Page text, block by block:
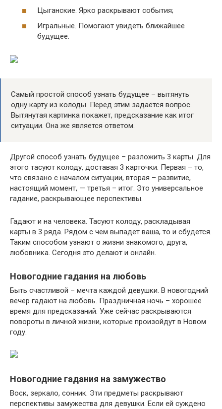
Цыганские. Ярко раскрывают события;
Игральные. Помогают увидеть ближайшее
будущее.
Самый простой способ узнать будущее – вытянуть
одну карту из колоды. Перед этим задаётся вопрос.
Вытянутая картинка покажет, предсказание как итог
ситуации. Она же является ответом.
Другой способ узнать будущее – разложить 3 карты. Для
этого тасуют колоду, доставая 3 карточки. Первая – то,
что связано с началом ситуации, вторая – развитие,
настоящий момент, — третья – итог. Это универсальное
гадание, раскрывающее перспективы.
Гадают и на человека. Тасуют колоду, раскладывая
карты в 3 ряда. Рядом с чем выпадет ваша, то и сбудется.
Таким способом узнают о жизни знакомого, друга,
любовника. Сегодня это делают и онлайн.
Новогодние гадания на любовь
Быть счастливой – мечта каждой девушки. В новогодний
вечер гадают на любовь. Праздничная ночь – хорошее
время для предсказаний. Уже сейчас раскрываются
повороты в личной жизни, которые произойдут в Новом
году.
Новогодние гадания на замужество
Воск, зеркало, сонник. Эти предметы раскрывают
перспективы замужества для девушки. Если ей суждено